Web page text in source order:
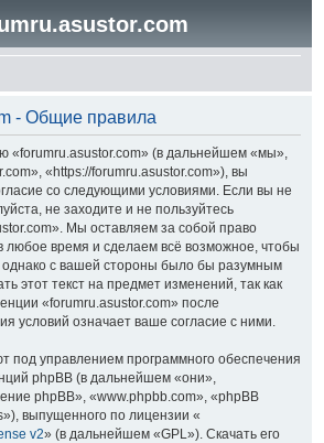
- Общие правила
«forumru.asustor.com» (в дальнейшем «мы»,
«https://forumru.asustor.com»), вы
со следующими условиями. Если вы не
не заходите и не пользуйтесь
Мы оставляем за собой право
любое время и сделаем всё возможное, чтобы
однако с вашей стороны было бы разумным
этот текст на предмет изменений, так как
«forumru.asustor.com» после
условий означает ваше согласие с ними.
управлением программного обеспечения
phpBB (в дальнейшем «они»,
phpBB», «www.phpbb.com», «phpBB
выпущенного по лицензии «
v2» (в дальнейшем «GPL»). Скачать его